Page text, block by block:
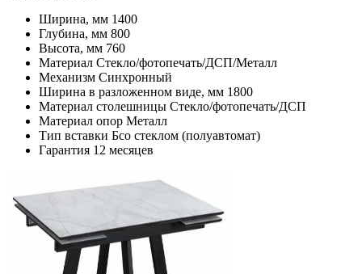
Ширина, мм 1400
Глубина, мм 800
Высота, мм 760
Материал Стекло/фотопечать/ДСП/Металл
Механизм Синхронный
Ширина в разложенном виде, мм 1800
Материал столешницы Стекло/фотопечать/ДСП
Материал опор Металл
Тип вставки Бсо стеклом (полуавтомат)
Гарантия 12 месяцев